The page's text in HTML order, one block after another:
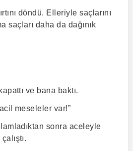
döndü. Elleriyle saçlarını
saçları daha da dağınık
ve bana baktı.
meseleler var!”
sonra aceleyle